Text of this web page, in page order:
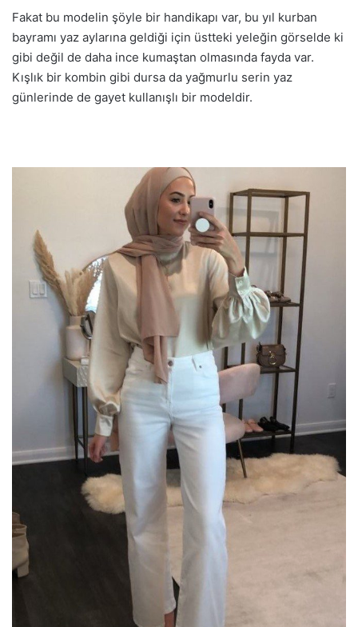
Fakat bu modelin şöyle bir handikapı var, bu yıl kurban
bayramı yaz aylarına geldiği için üstteki yeleğin görselde ki
gibi değil de daha ince kumaştan olmasında fayda var.
Kışlık bir kombin gibi dursa da yağmurlu serin yaz
günlerinde de gayet kullanışlı bir modeldir.